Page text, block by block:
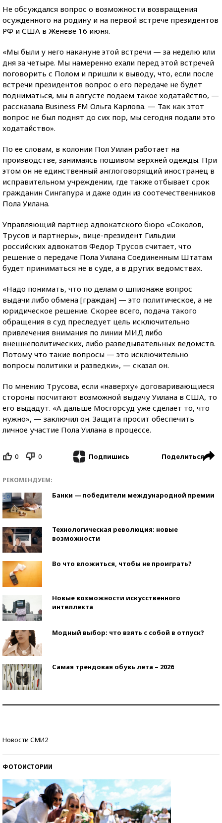
Не обсуждался вопрос о возможности возвращения
осужденного на родину и на первой встрече президентов
РФ и США в Женеве 16 июня.
«Мы были у него накануне этой встречи — за неделю или
дня за четыре. Мы намеренно ехали перед этой встречей
поговорить с Полом и пришли к выводу, что, если после
встречи президентов вопрос о его передаче не будет
подниматься, мы в августе подаем такое ходатайство, —
рассказала Business FM Ольга Карлова. — Так как этот
вопрос не был поднят до сих пор, мы сегодня подали это
ходатайство».
По ее словам, в колонии Пол Уилан работает на
производстве, занимаясь пошивом верхней одежды. При
этом он не единственный англоговорящий иностранец в
исправительном учреждении, где также отбывает срок
гражданин Сингапура и даже один из соотечественников
Пола Уилана.
Управляющий партнер адвокатского бюро «Соколов,
Трусов и партнеры», вице-президент Гильдии
российских адвокатов Федор Трусов считает, что
решение о передаче Пола Уилана Соединенным Штатам
будет приниматься не в суде, а в других ведомствах.
«Надо понимать, что по делам о шпионаже вопрос
выдачи либо обмена [граждан] — это политическое, а не
юридическое решение. Скорее всего, подача такого
обращения в суд преследует цель исключительно
привлечения внимания по линии МИД либо
внешнеполитических, либо разведывательных ведомств.
Потому что такие вопросы — это исключительно
вопросы политики и разведки», — сказал он.
По мнению Трусова, если «наверху» договаривающиеся
стороны посчитают возможной выдачу Уилана в США, то
его выдадут. «А дальше Мосгорсуд уже сделает то, что
нужно», — заключил он. Защита просит обеспечить
личное участие Пола Уилана в процессе.
0 0 Подпишись Поделиться
РЕКОМЕНДУЕМ:
Банки — победители международной премии
Технологическая революция: новые
возможности
Во что вложиться, чтобы не проиграть?
Новые возможности искусственного
интеллекта
Модный выбор: что взять с собой в отпуск?
Самая трендовая обувь лета – 2026
Новости СМИ2
ФОТОИСТОРИИ